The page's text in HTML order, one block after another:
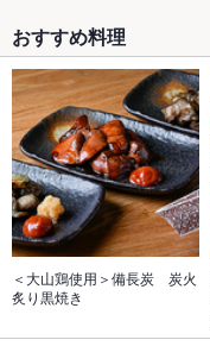
おすすめ料理
＜大山鶏使用＞備長炭　炭火
炙り黒焼き